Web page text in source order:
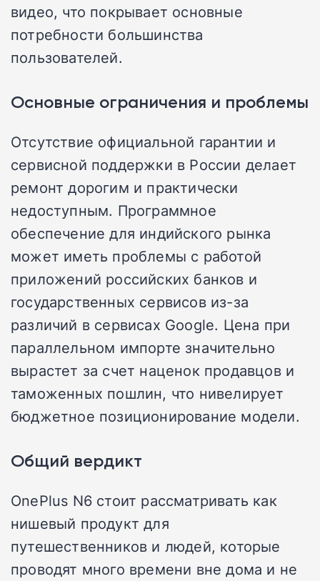
видео, что покрывает основные
потребности большинства
пользователей.
Основные ограничения и проблемы
Отсутствие официальной гарантии и
сервисной поддержки в России делает
ремонт дорогим и практически
недоступным. Программное
обеспечение для индийского рынка
может иметь проблемы с работой
приложений российских банков и
государственных сервисов из-за
различий в сервисах Google. Цена при
параллельном импорте значительно
вырастет за счет наценок продавцов и
таможенных пошлин, что нивелирует
бюджетное позиционирование модели.
Общий вердикт
OnePlus N6 стоит рассматривать как
нишевый продукт для
путешественников и людей, которые
проводят много времени вне дома и не